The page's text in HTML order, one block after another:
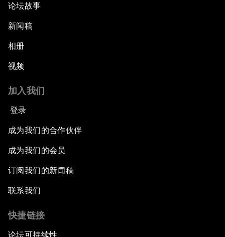
论坛故事
新闻稿
相册
视频
加入我们
登录
成为我们的合作伙伴
成为我们的会员
订阅我们的新闻稿
联系我们
快捷链接
论坛可持续性